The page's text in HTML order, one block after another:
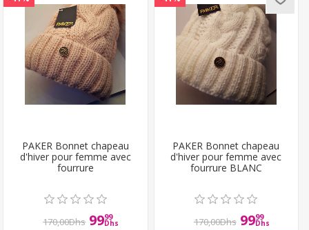
PAKER Bonnet chapeau
d'hiver pour femme avec
fourrure
170,00Dhs 9999
Dhs
PAKER Bonnet chapeau
d'hiver pour femme avec
fourrure BLANC
170,00Dhs 9999
Dhs